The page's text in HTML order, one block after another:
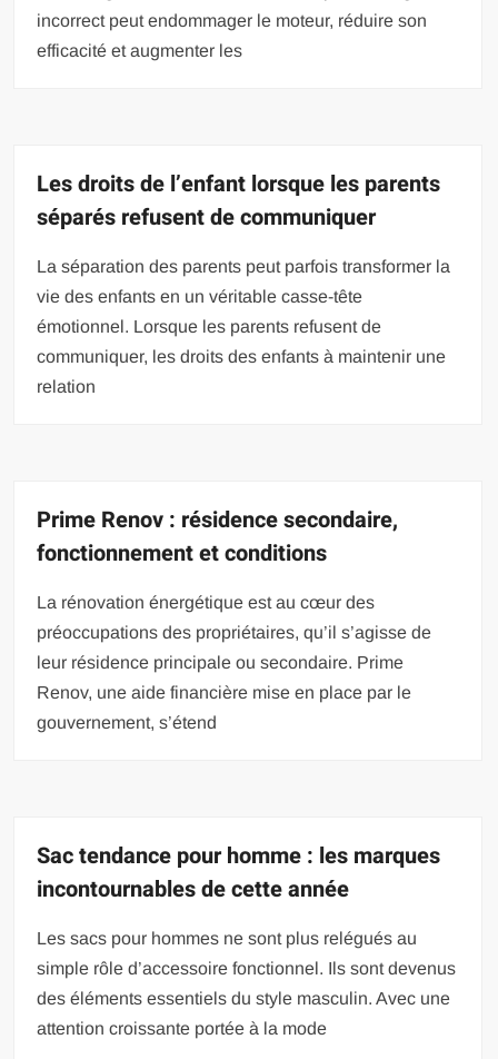
incorrect peut endommager le moteur, réduire son
efficacité et augmenter les
Les droits de l’enfant lorsque les parents
séparés refusent de communiquer
La séparation des parents peut parfois transformer la
vie des enfants en un véritable casse-tête
émotionnel. Lorsque les parents refusent de
communiquer, les droits des enfants à maintenir une
relation
Prime Renov : résidence secondaire,
fonctionnement et conditions
La rénovation énergétique est au cœur des
préoccupations des propriétaires, qu’il s’agisse de
leur résidence principale ou secondaire. Prime
Renov, une aide financière mise en place par le
gouvernement, s’étend
Sac tendance pour homme : les marques
incontournables de cette année
Les sacs pour hommes ne sont plus relégués au
simple rôle d’accessoire fonctionnel. Ils sont devenus
des éléments essentiels du style masculin. Avec une
attention croissante portée à la mode